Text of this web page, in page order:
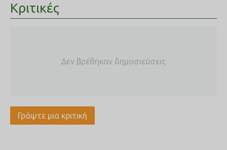
Κριτικές
Δεν βρέθηκαν δημοσιεύσεις
Γράψτε μια κριτική